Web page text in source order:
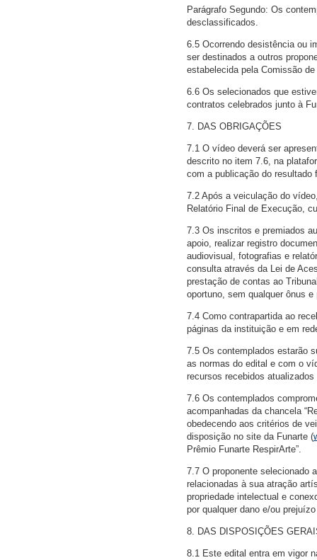
Parágrafo Segundo: Os
desclassificados.
6.5 Ocorrendo desistência ou
ser destinados a outros
estabelecida pela Comissão
6.6 Os selecionados que
contratos celebrados junto à
7. DAS OBRIGAÇÕES
7.1 O vídeo deverá ser
descrito no item 7.6, na
com a publicação do resultado
7.2 Após a veiculação do
Relatório Final de Execução,
7.3 Os inscritos e premiados
apoio, realizar registro
audiovisual, fotografias e
consulta através da Lei de
prestação de contas ao
oportuno, sem qualquer ônus
7.4 Como contrapartida ao
páginas da instituição e em
7.5 Os contemplados estarão
as normas do edital e com o
recursos recebidos
7.6 Os contemplados
acompanhadas da chancela
obedecendo aos critérios de
disposição no site da Funarte (
Prêmio Funarte RespirArte”.
7.7 O proponente selecionado
relacionadas à sua atração
propriedade intelectual e
por qualquer dano e/ou
8. DAS DISPOSIÇÕES
8.1 Este edital entra em vigor